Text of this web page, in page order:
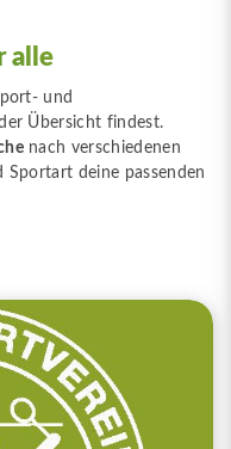
alle
und
Übersicht findest.
nach verschiedenen
deine passenden